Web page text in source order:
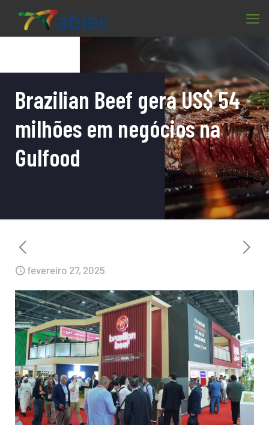
Brazilian Beef gera US$ 54
milhões em negócios na
Gulfood
fevereiro 27, 2025